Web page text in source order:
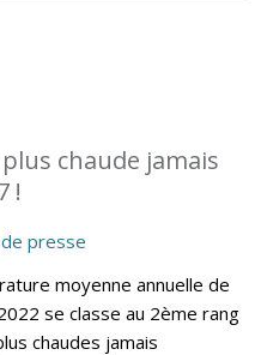
chaude jamais
!
de presse
moyenne annuelle de
se classe au 2ème rang
chaudes jamais